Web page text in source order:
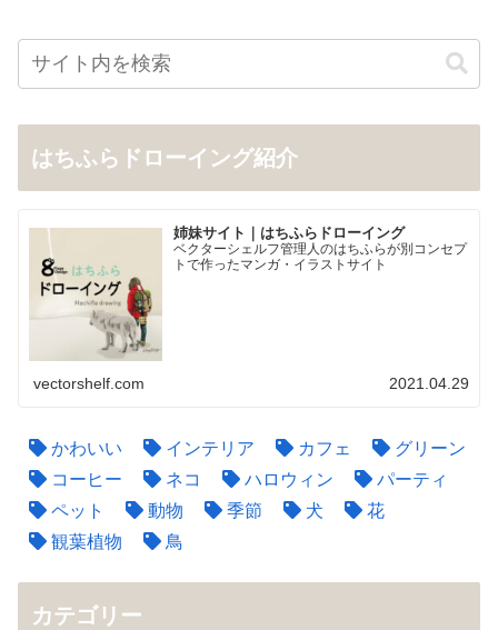
はちふらドローイング紹介
姉妹サイト｜はちふらドローイング
ベクターシェルフ管理人のはちふらが別コンセプ
トで作ったマンガ・イラストサイト
vectorshelf.com 2021.04.29
かわいい インテリア カフェ
グリーン
コーヒー
ネコ ハロウィン
パーティ
ペット
動物 季節 犬
花
観葉植物
鳥
カテゴリー